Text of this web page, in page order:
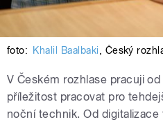
foto: Khalil Baalbaki, Český
V Českém rozhlase pracuji
příležitost pracovat pro
noční technik. Od